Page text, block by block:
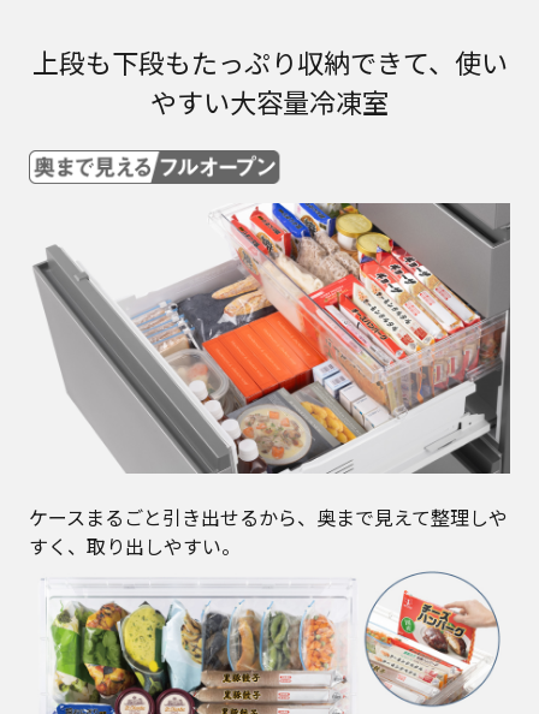
上段も下段もたっぷり収納できて、使い
やすい大容量冷凍室
ケースまるごと引き出せるから、奥まで見えて整理しや
すく、取り出しやすい。